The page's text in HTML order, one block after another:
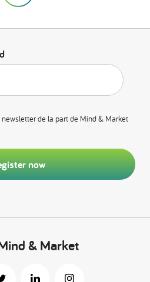
newsletter de la part de Mind & Market
now
& Market